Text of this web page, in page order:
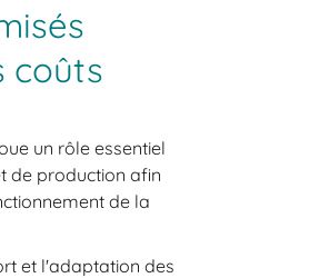
coûts
un rôle essentiel
de production afin
de la
et l'adaptation des